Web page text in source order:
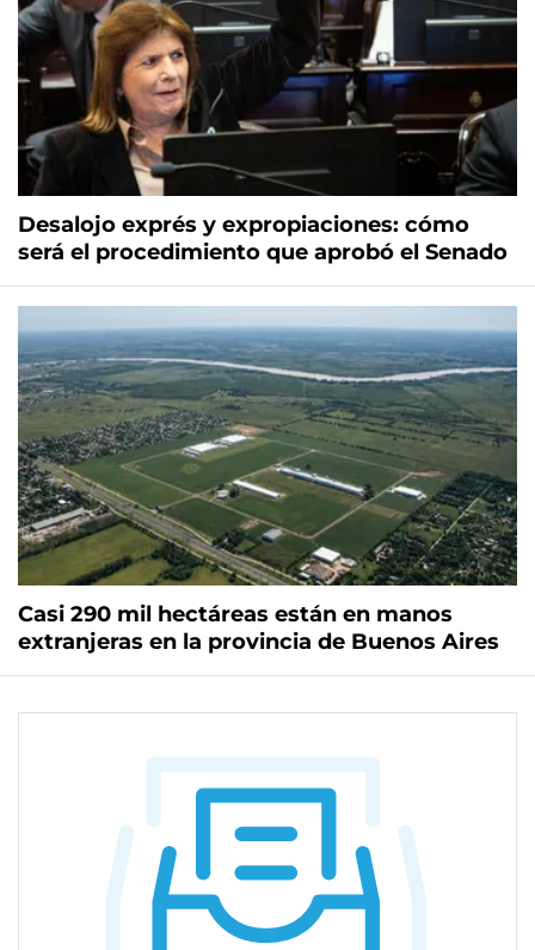
Desalojo exprés y expropiaciones: cómo
será el procedimiento que aprobó el Senado
Casi 290 mil hectáreas están en manos
extranjeras en la provincia de Buenos Aires